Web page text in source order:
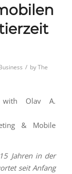
/ byThe
with Olav A.
& Mobile
Jahren in der
seit Anfang